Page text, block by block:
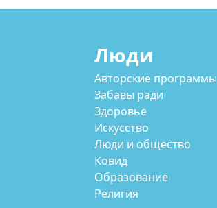
Люди
Авторские программы
Забавы ради
Здоровье
Искусство
Люди и общество
Ковид
Образование
Религия